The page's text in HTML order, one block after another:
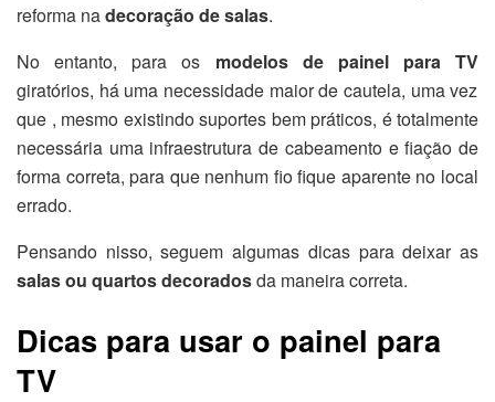
reforma nadecoração de salas.
No entanto, para os modelos de painel para TV
giratórios, há uma necessidade maior de cautela, uma vez
que , mesmo existindo suportes bem práticos, é totalmente
necessária uma infraestrutura de cabeamento e fiação de
forma correta, para que nenhum fio fique aparente no local
errado.
Pensando nisso, seguem algumas dicas para deixar as
salas ou quartos decoradosda maneira correta.
Dicas para usar o painel para
TV